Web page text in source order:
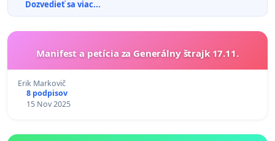
Dozvedieť sa viac...
Manifest a petícia za Generálny štrajk 17.11.
Erik Markovič
8 podpisov
15 Nov 2025